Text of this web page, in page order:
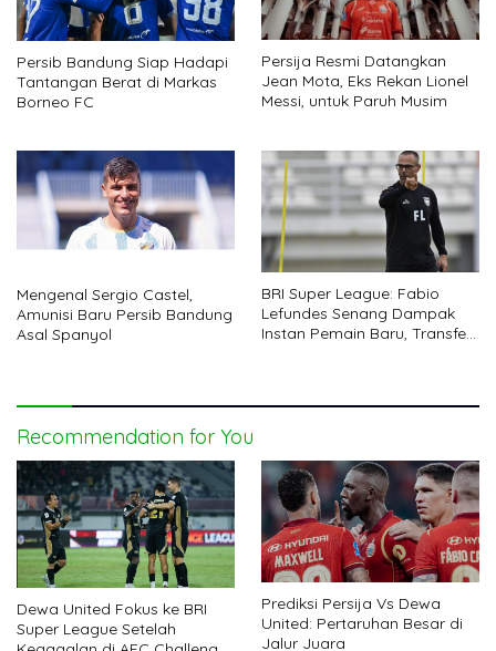
Persib Bandung Siap Hadapi
Tantangan Berat di Markas
Borneo FC
Persija Resmi Datangkan
Jean Mota, Eks Rekan Lionel
Messi, untuk Paruh Musim
Mengenal Sergio Castel,
Amunisi Baru Persib Bandung
Asal Spanyol
BRI Super League: Fabio
Lefundes Senang Dampak
Instan Pemain Baru, Transfer
Recommendation for You
Dewa United Fokus ke BRI
Super League Setelah
Prediksi Persija Vs Dewa
United: Pertaruhan Besar di
Jalur Juara